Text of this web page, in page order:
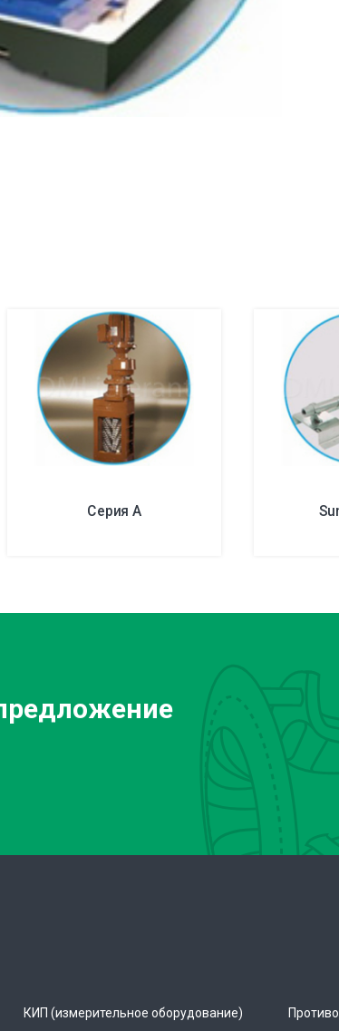
Серия A
КИП (измерительное оборудование)